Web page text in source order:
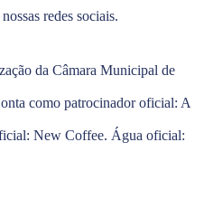
redes sociais.
da Câmara Municipal de
como patrocinador oficial: A
New Coffee. Água oficial: